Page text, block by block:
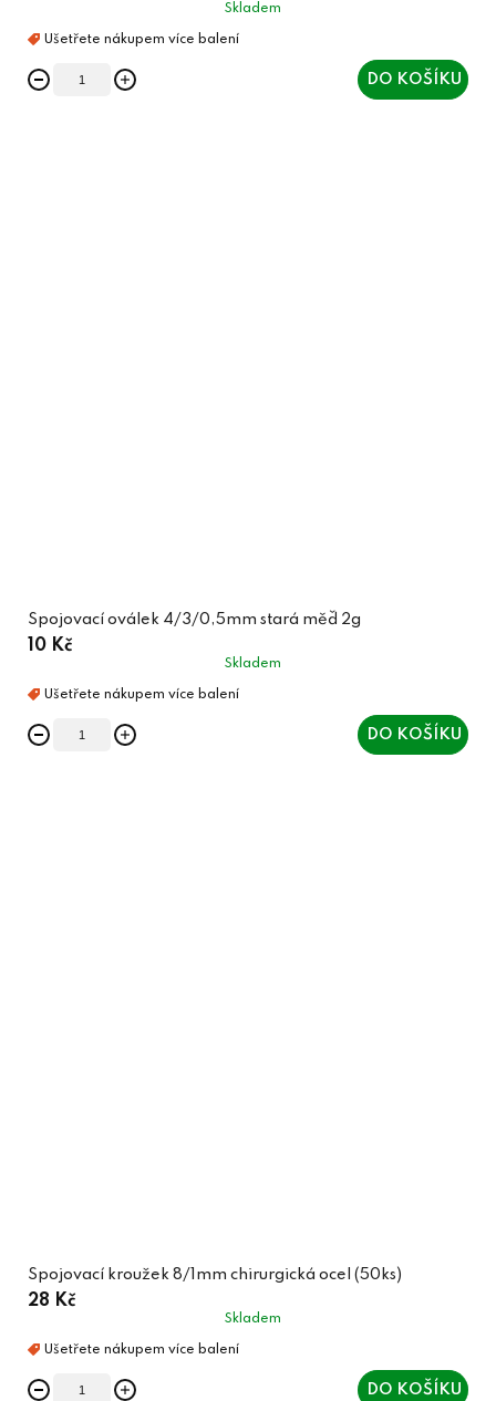
Skladem
DO KOŠÍKU
Spojovací oválek 4/3/0,5mm stará měď 2g
10 Kč
Skladem
DO KOŠÍKU
Spojovací kroužek 8/1mm chirurgická ocel (50ks)
28 Kč
Skladem
DO KOŠÍKU